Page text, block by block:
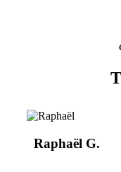
Raphaël G.